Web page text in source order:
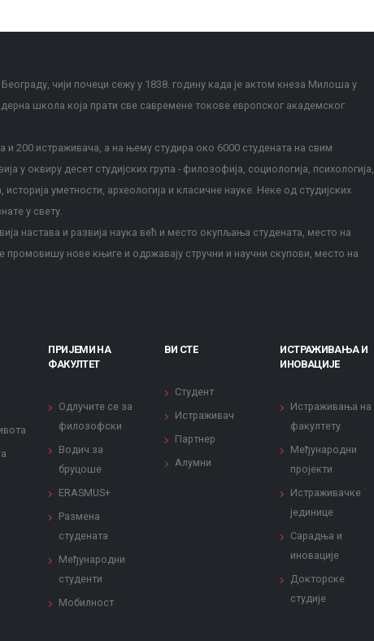
чији почеци сежу у 1838. годину када је актом кнеза Милоша у
школа која прати све савремене токове европског академског
200 истраживача, а на њему студира око 6000 студената на свим
у оквиру десет студијских група - филозофија, социологија, психологија,
историја уметности, археологија и класичне науке. Неке од студијских
у свету.
настава и развија наука већ и место окупљања студената, место на
нове књиге и одржавају стручни и научни скупови, место на
ПРИЈЕМИ НА
ФАКУЛТЕТ
Одлучите се за
филозофски
Водич за
бруцоше
ERASMUS+
Размена
студената
Међународни
студенти
Мобилност
ВИ СТЕ
Студент
Истраживач
Партнер
Алумни
ИСТРАЖИВАЊА И
ИНОВАЦИЈЕ
Истраживања на
факултету
Међународни
пројекти
Истраживачке
јединице
Сарадња и
иновације
Докторске
студије